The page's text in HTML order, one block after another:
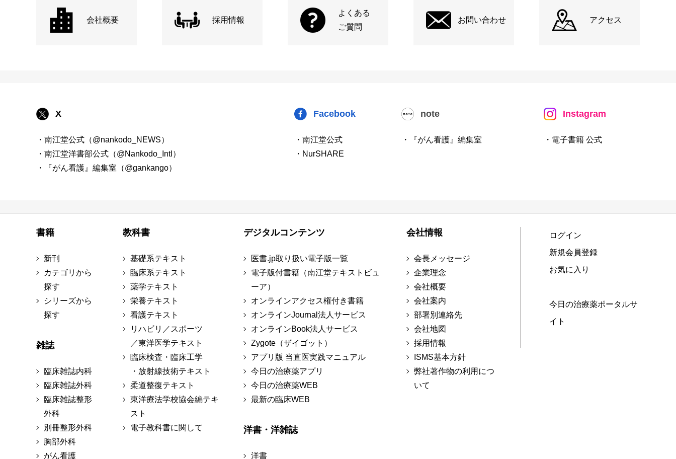
会社概要 採用情報
よくある
ご質問
お問い合わせ アクセス
X
・南江堂公式（@nankodo_NEWS）
・南江堂洋書部公式（@Nankodo_Intl）
・『がん看護』編集室（@gankango）
Facebook
・南江堂公式
・NurSHARE
note
・『がん看護』編集室
Instagram
・電子書籍 公式
書籍
新刊
カテゴリから
探す
シリーズから
探す
雑誌
臨床雑誌内科
臨床雑誌外科
臨床雑誌整形
外科
別冊整形外科
胸部外科
がん看護
教科書
基礎系テキスト
臨床系テキスト
薬学テキスト
栄養テキスト
看護テキスト
リハビリ／スポーツ
／東洋医学テキスト
臨床検査・臨床工学
・放射線技術テキスト
柔道整復テキスト
東洋療法学校協会編テキ
スト
電子教科書に関して
デジタルコンテンツ
医書.jp取り扱い電子版一覧
電子版付書籍（南江堂テキストビュ
ーア）
オンラインアクセス権付き書籍
オンラインJournal法人サービス
オンラインBook法人サービス
Zygote（ザイゴット）
アプリ版 当直医実践マニュアル
今日の治療薬アプリ
今日の治療薬WEB
最新の臨床WEB
洋書・洋雑誌
洋書
会社情報
会長メッセージ
企業理念
会社概要
会社案内
部署別連絡先
会社地図
採用情報
ISMS基本方針
弊社著作物の利用につ
いて
ログイン
新規会員登録
お気に入り
今日の治療薬ポータルサ
イト